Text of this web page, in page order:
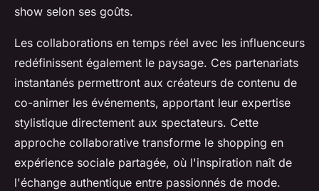
show selon ses goûts.
Les collaborations en temps réel avec les influenceurs
redéfinissent également le paysage. Ces partenariats
instantanés permettront aux créateurs de contenu de
co-animer les événements, apportant leur expertise
stylistique directement aux spectateurs. Cette
approche collaborative transforme le shopping en
expérience sociale partagée, où l'inspiration naît de
l'échange authentique entre passionnés de mode.